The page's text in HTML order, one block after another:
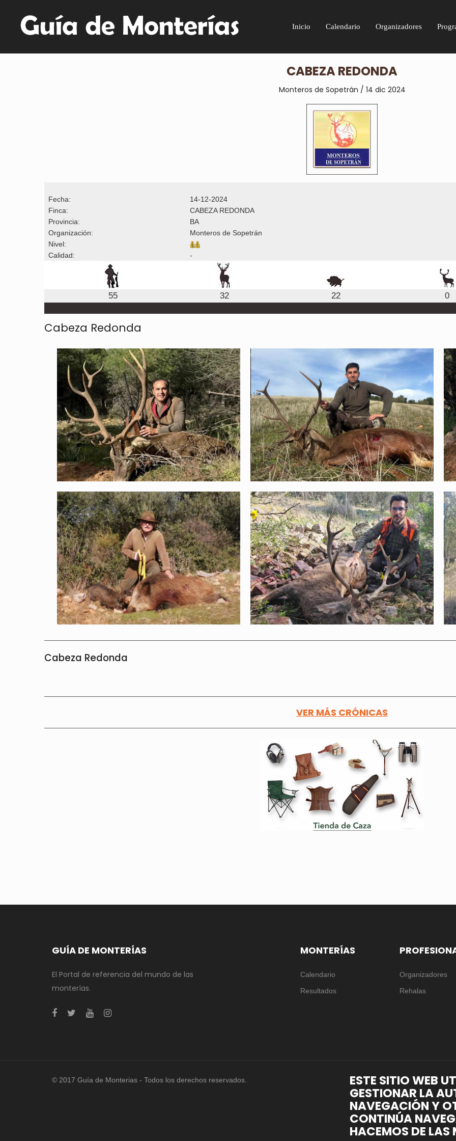
Inicio Calendario Organizadores
CABEZA REDONDA
Monteros de Sopetrán / 14 dic 2024
Fecha:
14-12-2024
Finca:
CABEZA REDONDA
Provincia:
BA
Organización:
Monteros de Sopetrán
Nivel:
Calidad:
-
55 32 22 0
Cabeza Redonda
Cabeza Redonda
VER MÁS CRÓNICAS
GUÍA DE MONTERÍAS
El Portal de referencia del mundo de las
monterías.
MONTERÍAS
Calendario
Resultados
Organizadores
Rehalas
© 2017 Guía de Monterias - Todos los derechos reservados. ESTE SITIO WEB
GESTIONAR LA
NAVEGACIÓN Y
CONTINÚA
HACEMOS DE LAS